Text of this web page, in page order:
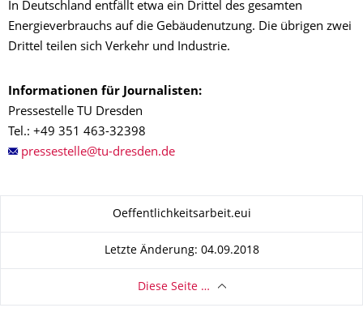
In Deutschland entfällt etwa ein Drittel des gesamten
Energieverbrauchs auf die Gebäudenutzung. Die übrigen zwei
Drittel teilen sich Verkehr und Industrie.
Informationen für Journalisten:
Pressestelle TU Dresden
Tel.: +49 351 463-32398
Zu dieser SeiteOeffentlichkeitsarbeit.eui
Letzte Änderung: 04.09.2018
Diese Seite …